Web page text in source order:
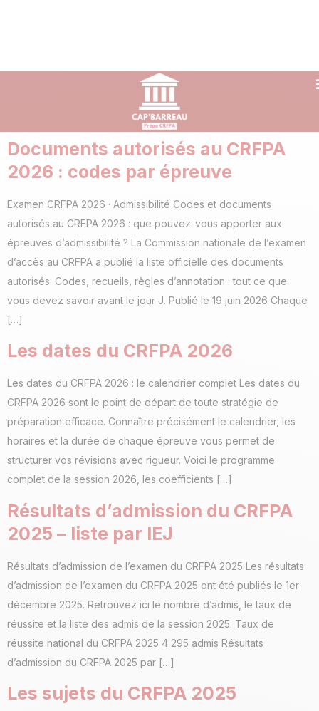
Documents autorisés au CRFPA
2026 : codes par épreuve
Examen CRFPA 2026 · Admissibilité Codes et documents
autorisés au CRFPA 2026 : que pouvez-vous apporter aux
épreuves d’admissibilité ? La Commission nationale de l’examen
d’accès au CRFPA a publié la liste officielle des documents
autorisés. Codes, recueils, règles d’annotation : tout ce que
vous devez savoir avant le jour J. Publié le 19 juin 2026 Chaque
[…]
Les dates du CRFPA 2026
Les dates du CRFPA 2026 : le calendrier complet Les dates du
CRFPA 2026 sont le point de départ de toute stratégie de
préparation efficace. Connaître précisément le calendrier, les
horaires et la durée de chaque épreuve vous permet de
structurer vos révisions avec rigueur. Voici le programme
complet de la session 2026, les coefficients […]
Résultats d’admission du CRFPA
2025 – liste par IEJ
Résultats d’admission de l’examen du CRFPA 2025 Les résultats
d’admission de l’examen du CRFPA 2025 ont été publiés le 1er
décembre 2025. Retrouvez ici le nombre d’admis, le taux de
réussite et la liste des admis de la session 2025. Taux de
réussite national du CRFPA 2025 4 295 admis Résultats
d’admission du CRFPA 2025 par […]
Les sujets du CRFPA 2025